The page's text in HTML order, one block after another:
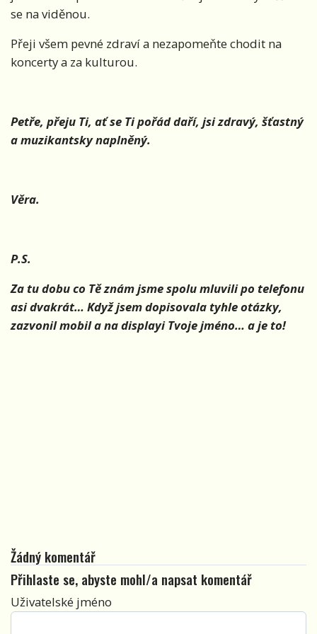
se na viděnou.
Přeji všem pevné zdraví a nezapomeňte chodit na
koncerty a za kulturou.
Petře, přeju Ti, ať se Ti pořád daří, jsi zdravý, šťastný
a muzikantsky naplněný.
Věra.
P.S.
Za tu dobu co Tě znám jsme spolu mluvili po telefonu
asi dvakrát… Když jsem dopisovala tyhle otázky,
zazvonil mobil a na displayi Tvoje jméno… a je to!
Žádný komentář
Přihlaste se, abyste mohl/a napsat komentář
Uživatelské jméno